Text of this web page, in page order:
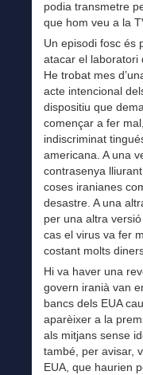
podia transmetre
que hom veu a la
Un episodi fosc és
atacar el laboratori
He trobat mes
acte intencional
dispositiu que
començar a fer
indiscriminat
americana. A una
contrasenya
coses iranianes
desastre. A una
per una altra
cas el virus va fer
costant molts
Hi va haver una
govern iranià van
bancs dels EUA
aparèixer a la
als mitjans sense
també, per avisar,
EUA, que haurien